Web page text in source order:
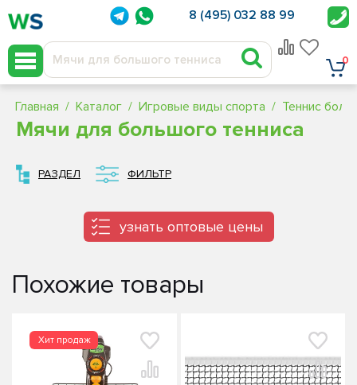
8 (495) 032 88 99
0
Главная Каталог Игровые виды спорта Теннис
Мячи для большого тенниса
РАЗДЕЛ ФИЛЬТР
узнать оптовые цены
Похожие товары